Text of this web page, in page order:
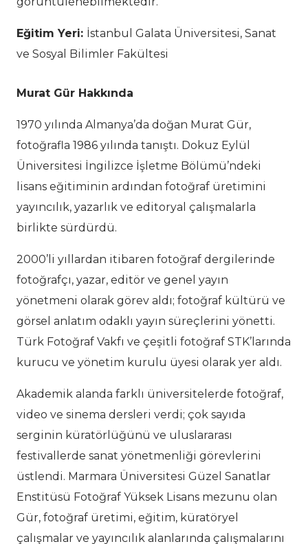
Eğitim Yeri: İstanbul Galata Üniversitesi, Sanat
ve Sosyal Bilimler Fakültesi
Murat Gür Hakkında
1970 yılında Almanya’da doğan Murat Gür,
fotoğrafla 1986 yılında tanıştı. Dokuz Eylül
Üniversitesi İngilizce İşletme Bölümü’ndeki
lisans eğitiminin ardından fotoğraf üretimini
yayıncılık, yazarlık ve editoryal çalışmalarla
birlikte sürdürdü.
2000’li yıllardan itibaren fotoğraf dergilerinde
fotoğrafçı, yazar, editör ve genel yayın
yönetmeni olarak görev aldı; fotoğraf kültürü ve
görsel anlatım odaklı yayın süreçlerini yönetti.
Türk Fotoğraf Vakfı ve çeşitli fotoğraf STK’larında
kurucu ve yönetim kurulu üyesi olarak yer aldı.
Akademik alanda farklı üniversitelerde fotoğraf,
video ve sinema dersleri verdi; çok sayıda
serginin küratörlüğünü ve uluslararası
festivallerde sanat yönetmenliği görevlerini
üstlendi. Marmara Üniversitesi Güzel Sanatlar
Enstitüsü Fotoğraf Yüksek Lisans mezunu olan
Gür, fotoğraf üretimi, eğitim, küratöryel
çalışmalar ve yayıncılık alanlarında çalışmalarını